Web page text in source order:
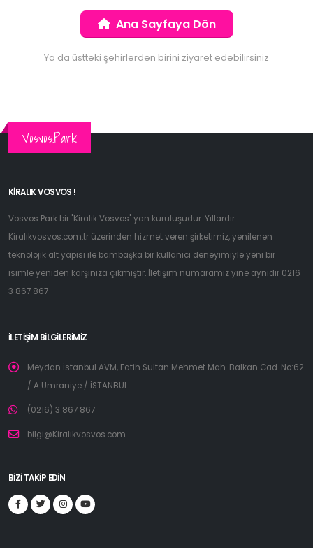
Ana Sayfaya Dön
Ya da üstteki şehirlerden birini ziyaret edebilirsiniz
Vosvos.Park
KIRALIK VOSVOS !
Vosvos Park bir "Kiralık Vosvos" yan kuruluşudur. Yıllardır
Kiralıkvosvos.com.tr üzerinden hizmet veren şirketimiz, yenilenen
teknolojik alt yapısı ile bambaşka bir kullanıcı deneyimiyle yeni bir
isimle yeniden karşınıza çıkmıştır. İletişim numaramız yine aynıdır 0216
3 867 867
İLETIŞIM BILGILERIMIZ
Meydan İstanbul AVM, Fatih Sultan Mehmet Mah. Balkan Cad. No:62
/ A Ümraniye / İSTANBUL
(0216) 3 867 867
bilgi@Kiralıkvosvos.com
BIZI TAKIP EDIN